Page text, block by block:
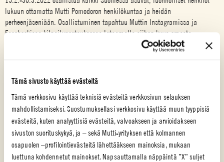
Tämä sivusto käyttää evästeitä
Tämä verkkosivu käyttää teknisiä evästeitä verkkosivun selauksen
mahdollistamiseksi. Suostumuksellasi verkkosivu käyttää muun tyyppisiä
evästeitä, kuten analyyttisiä evästeitä, valvoakseen ja arvioidakseen
sivuston suorituskykyä, ja – sekä Mutti-yrityksen että kolmannen
osapuolen –profilointievästeitä lähettääkseen mainoksia, mukaan
luettuna kohdennetut mainokset. Napsauttamalla näppäintä ”X” suljet
lukuun ottamatta Mutti Pomodoron henkilökuntaa ja heidän
perheenjäseniään. Osallistuminen tapahtuu Muttin Instagramissa ja
Facebookissa kilpailupostauksessa lataamalla siihen kuva omasta
annoksesta, jossa olisit normaalisti käyttänyt tuoreita tomaatteja (kuten
toasti, salaatti, bruschetta jne) mutt nyt käytit Muttin tomaatteja.
Mutti Pomodoro valitsee voittajan kilpailuajan päättymisen jälkeisellä
viikolla kaikkien kilpailuun kuvalla osallistuneiden kesken. Voittaja
ilmoitetaan henkilökohtaisesti. Voittajaan otetaan yhteyttä yksityisviestillä.
Mikäli voittaja ei vastaa viestiin 14 vuorokauden kuluessa, valitaan uusi
voittaja, eikä edellisellä voittajalla ole enää oikeutta palkintoon. Palkinto,
Mutti-tuotepaketti ja uusi ekslusiivinen jälkiruokareseptikirja toimitetaan
voittajan ilmoittamaa osoitetta lähimpänä olevaan Postiin tai